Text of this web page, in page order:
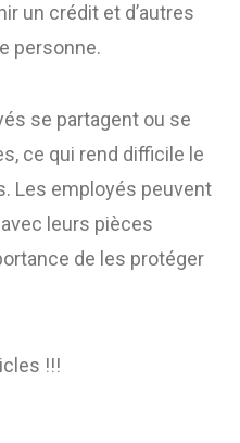
un crédit et d’autres
personne.
se partagent ou se
ce qui rend difficile le
Les employés peuvent
leurs pièces
de les protéger
!!!